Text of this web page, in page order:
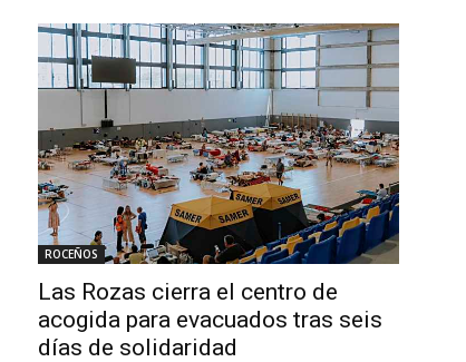
ROCEÑOS
Las Rozas cierra el centro de
acogida para evacuados tras seis
días de solidaridad